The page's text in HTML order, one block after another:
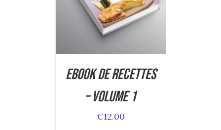
DETAILS
Ebook de Recettes
– Volume 1
€12.00